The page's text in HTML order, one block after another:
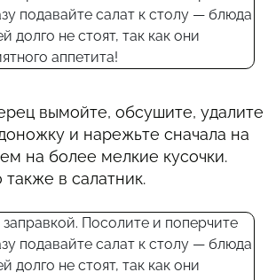
вымойте, обсушите, удалите
и нарежьте сначала на
на более мелкие кусочки.
в салатник.